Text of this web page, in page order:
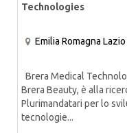
Technologies
Emilia Romagna Lazio
Brera Medical
Brera Beauty, è alla
Plurimandatari per lo
tecnologie...